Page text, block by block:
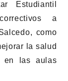
Estudiantil
a
como
la salud
en las aulas